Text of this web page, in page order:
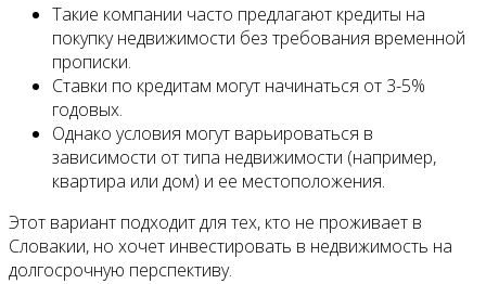
Такие компании часто предлагают кредиты на
покупку недвижимости без требования временной
прописки.
Ставки по кредитам могут начинаться от 3-5%
годовых.
Однако условия могут варьироваться в
зависимости от типа недвижимости (например,
квартира или дом) и ее местоположения.
Этот вариант подходит для тех, кто не проживает в
Словакии, но хочет инвестировать в недвижимость на
долгосрочную перспективу.